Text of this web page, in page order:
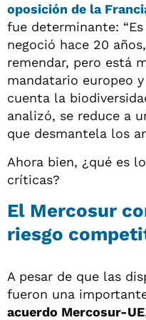
oposición de la
fue determinante:
negoció hace 20
remendar, pero está
mandatario europeo
cuenta la
analizó, se reduce a
que desmantela los
Ahora bien, ¿qué es
críticas?
El Mercosur
riesgo
A pesar de que las
fueron una
acuerdo Mercosur-UE